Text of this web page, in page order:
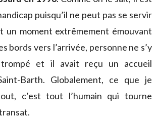
puisqu’il ne peut pas se servir
un moment extrêmement émouvant
bords vers l’arrivée, personne ne s’y
trompé et il avait reçu un accueil
Barth. Globalement, ce que je
c’est tout l’humain qui tourne